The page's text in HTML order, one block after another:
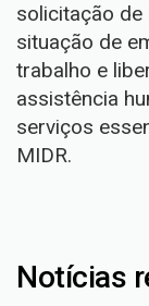
solicitação
situação de
trabalho e
assistência
serviços
MIDR.
Notícias